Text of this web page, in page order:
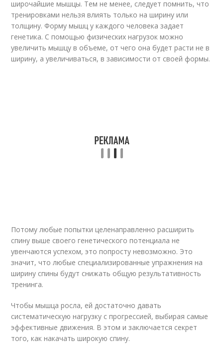
широчайшие мышцы. Тем не менее, следует помнить, что
тренировками нельзя влиять только на ширину или
толщину. Форму мышц у каждого человека задает
генетика. С помощью физических нагрузок можно
увеличить мышцу в объеме, от чего она будет расти не в
ширину, а увеличиваться, в зависимости от своей формы.
Потому любые попытки целенаправленно расширить
спину выше своего генетического потенциала не
увенчаются успехом, это попросту невозможно. Это
значит, что любые специализированные упражнения на
ширину спины будут снижать общую результативность
тренинга.
Чтобы мышца росла, ей достаточно давать
систематическую нагрузку с прогрессией, выбирая самые
эффективные движения. В этом и заключается секрет
того, как накачать широкую спину.